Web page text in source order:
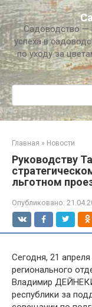
Перейти
к
контентуСадоводство —
успеха в
по уходу за
Поиск:
Главная » Новости
Руководству
льготном
Опубликовано:
Сегодня, 21
регионального
Владимир
республики за